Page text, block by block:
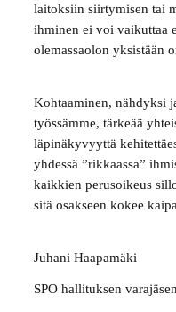
laitoksiin siirtymisen tai
ihminen ei voi vaikuttaa
olemassaolon yksistään
Kohtaaminen, nähdyksi
työssämme, tärkeää
läpinäkyvyyttä
yhdessä ”rikkaassa”
kaikkien perusoikeus
sitä osakseen kokee
Juhani Haapamäki
SPO hallituksen varajäsen